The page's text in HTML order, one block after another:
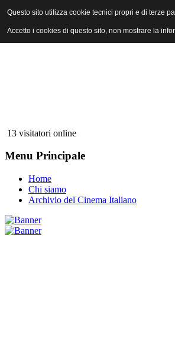
ANICA | Associazione Nazionale Industrie
13 visitatori online
Menu Principale
Home
Chi siamo
Archivio del Cinema Italiano
Questo sito utilizza cookie tecnici propri e di terze
Accetto i cookies di questo sito, non mostrare la
Questo sito utilizza cookie tecnici propri e di terze
Accetto i cookies di questo sito, non mostrare la